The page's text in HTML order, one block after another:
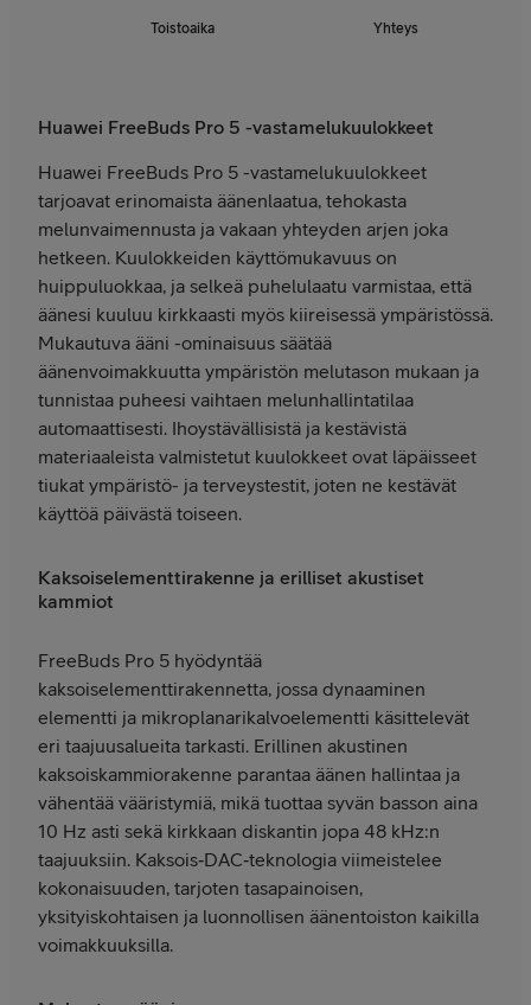
Toistoaika Yhteys
Huawei FreeBuds Pro 5 -vastamelukuulokkeet
Huawei FreeBuds Pro 5 -vastamelukuulokkeet
tarjoavat erinomaista äänenlaatua, tehokasta
melunvaimennusta ja vakaan yhteyden arjen joka
hetkeen. Kuulokkeiden käyttömukavuus on
huippuluokkaa, ja selkeä puhelulaatu varmistaa, että
äänesi kuuluu kirkkaasti myös kiireisessä ympäristössä.
Mukautuva ääni -ominaisuus säätää
äänenvoimakkuutta ympäristön melutason mukaan ja
tunnistaa puheesi vaihtaen melunhallintatilaa
automaattisesti. Ihoystävällisistä ja kestävistä
materiaaleista valmistetut kuulokkeet ovat läpäisseet
tiukat ympäristö- ja terveystestit, joten ne kestävät
käyttöä päivästä toiseen.
Kaksoiselementtirakenne ja erilliset akustiset
kammiot
FreeBuds Pro 5 hyödyntää
kaksoiselementtirakennetta, jossa dynaaminen
elementti ja mikroplanarikalvoelementti käsittelevät
eri taajuusalueita tarkasti. Erillinen akustinen
kaksoiskammiorakenne parantaa äänen hallintaa ja
vähentää vääristymiä, mikä tuottaa syvän basson aina
10 Hz asti sekä kirkkaan diskantin jopa 48 kHz:n
taajuuksiin. Kaksois‑DAC‑teknologia viimeistelee
kokonaisuuden, tarjoten tasapainoisen,
yksityiskohtaisen ja luonnollisen äänentoiston kaikilla
voimakkuuksilla.